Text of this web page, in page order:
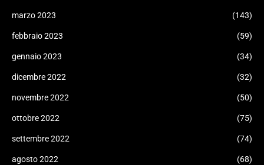
marzo 2023 (143)
febbraio 2023 (59)
gennaio 2023 (34)
dicembre 2022 (32)
novembre 2022 (50)
ottobre 2022 (75)
settembre 2022 (74)
agosto 2022 (68)